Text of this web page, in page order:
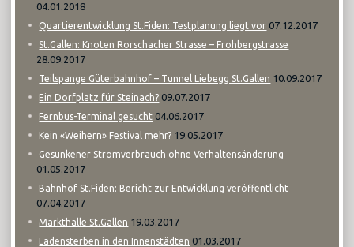
04.01.2018
Quartierentwicklung St.Fiden: Testplanung liegt vor 07.12.2017
St.Gallen: Knoten Rorschacher Strasse – Frohbergstrasse
28.09.2017
Teilspange Güterbahnhof – Tunnel Liebegg St.Gallen 10.09.2017
Ein Dorfplatz für Steinach? 09.07.2017
Fernbus-Terminal gesucht 04.06.2017
Kein «Weihern» Festival mehr? 19.05.2017
Gesunkener Stromverbrauch ohne Verhaltensänderung
01.05.2017
Bahnhof St.Fiden: Bericht zur Entwicklung veröffentlicht
07.04.2017
Markthalle St.Gallen 19.03.2017
Ladensterben in den Innenstädten 01.03.2017